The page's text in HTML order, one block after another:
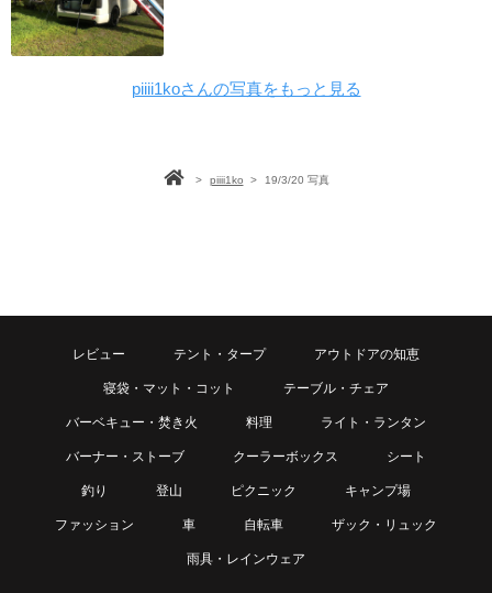
piiii1koさんの写真をもっと見る
> piiii1ko > 19/3/20 写真
レビュー テント・タープ アウトドアの知恵
寝袋・マット・コット テーブル・チェア
バーベキュー・焚き火 料理 ライト・ランタン
バーナー・ストーブ クーラーボックス シート
釣り 登山 ピクニック キャンプ場
ファッション 車 自転車 ザック・リュック
雨具・レインウェア